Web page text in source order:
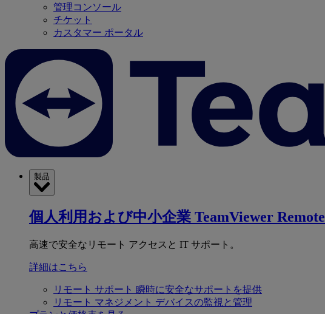
管理コンソール
チケット
カスタマー ポータル
製品
個人利用および中小企業 TeamViewer Remote
高速で安全なリモート アクセスと IT サポート。
詳細はこちら
リモート サポート 瞬時に安全なサポートを提供
リモート マネジメント デバイスの監視と管理